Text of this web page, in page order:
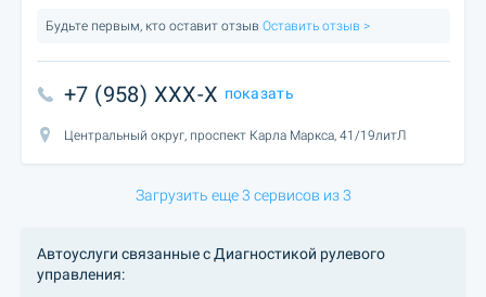
Будьте первым, кто оставит отзыв Оставить отзыв >
+7 (958) XXX-X показать
Центральный округ, проспект Карла Маркса, 41/19литЛ
Загрузить еще 3 сервисов из 3
Автоуслуги связанные с Диагностикой рулевого
управления: